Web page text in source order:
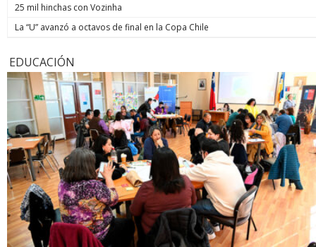
25 mil hinchas con Vozinha
La “U” avanzó a octavos de final en la Copa Chile
EDUCACIÓN